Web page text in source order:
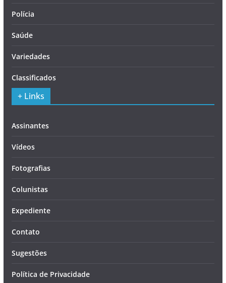
Polícia
Saúde
Variedades
Classificados
+ Links
Assinantes
Vídeos
Fotografias
Colunistas
Expediente
Contato
Sugestões
Política de Privacidade